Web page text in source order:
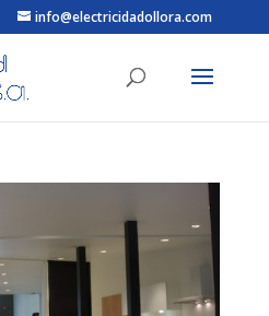
info@electricidadollora.com